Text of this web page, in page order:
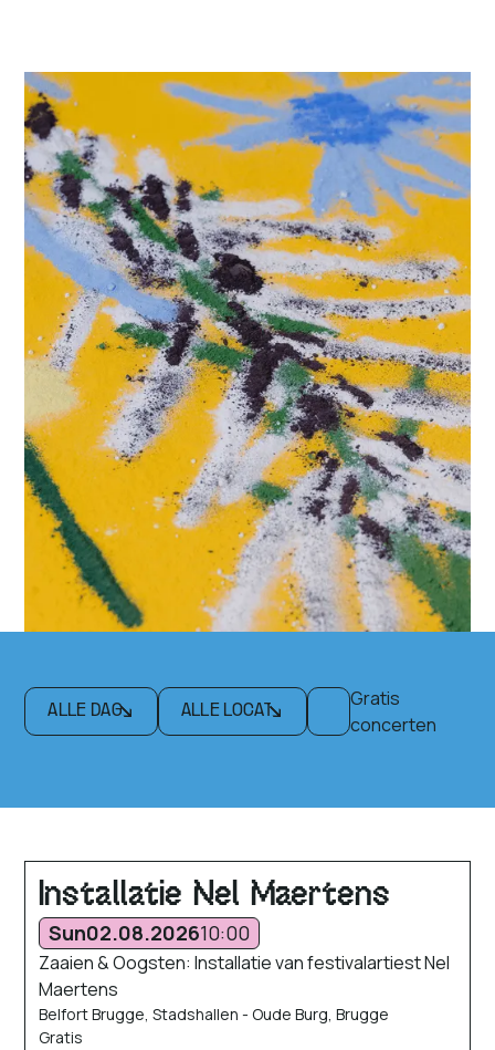
Gratis
concerten
Installatie Nel Maertens
Sun02.08.202610:00
Zaaien & Oogsten: Installatie van festivalartiest Nel
Maertens
Belfort Brugge, Stadshallen - Oude Burg, Brugge
Gratis